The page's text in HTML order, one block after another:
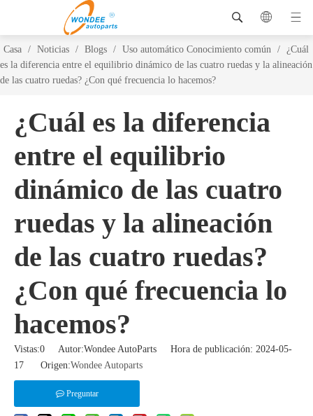
Casa / Noticias / Blogs / Uso automático Conocimiento común / ¿Cuál
es la diferencia entre el equilibrio dinámico de las cuatro ruedas y la alineación
de las cuatro ruedas? ¿Con qué frecuencia lo hacemos?
¿Cuál es la diferencia
entre el equilibrio
dinámico de las cuatro
ruedas y la alineación
de las cuatro ruedas?
¿Con qué frecuencia lo
hacemos?
Vistas:0 Autor:Wondee AutoParts Hora de publicación: 2024-05-
17 Origen:Wondee Autoparts
Preguntar